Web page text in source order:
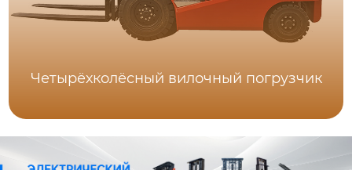
Четырёхколёсный вилочный погрузчик